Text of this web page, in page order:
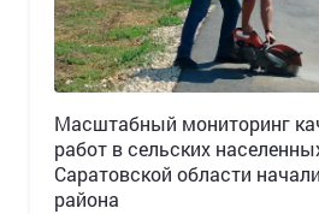
Масштабный мониторинг
работ в сельских
Саратовской области
района